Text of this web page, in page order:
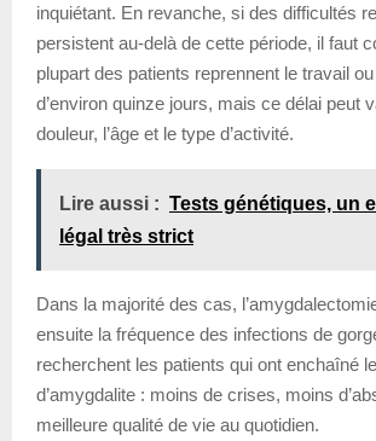
inquiétant. En revanche, si des difficultés
persistent au-delà de cette période, il faut
plupart des patients reprennent le travail ou
d’environ quinze jours, mais ce délai peut
douleur, l’âge et le type d’activité.
Lire aussi : Tests génétiques, un
légal très strict
Dans la majorité des cas,
ensuite la fréquence des infections de
recherchent les patients qui ont enchaîné
d’amygdalite : moins de crises, moins
meilleure qualité de vie au quotidien.